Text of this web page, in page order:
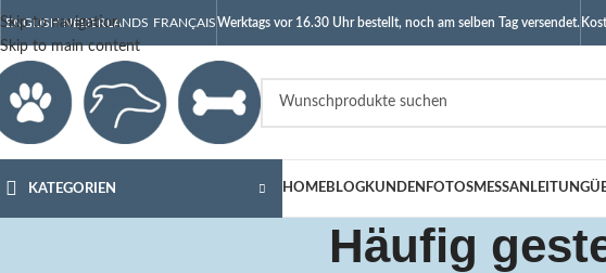
Skip to navigation
Skip to main content
ENGLISH NEDERLANDS FRANÇAISWerktags vor 16.30 Uhr bestellt, noch am selben Tag versendet.
KATEGORIEN HOMEBLOGKUNDENFOTOSMESSANLEITUNG
Häufig